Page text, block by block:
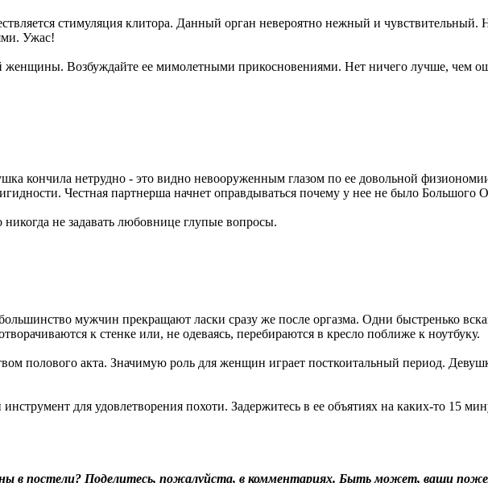
стимуляция клитора. Данный орган невероятно нежный и чувствительный.
Ужас!
Возбуждайте ее мимолетными прикосновениями. Нет ничего лучше, чем
кончила нетрудно - это видно невооруженным глазом по ее довольной
Честная партнерша начнет оправдываться почему у нее не было Большого
не задавать любовнице глупые вопросы.
мужчин прекращают ласки сразу же после оргазма. Одни быстренько
к стенке или, не одеваясь, перебираются в кресло поближе к ноутбуку.
полового акта. Значимую роль для женщин играет посткоитальный период.
для удовлетворения похоти. Задержитесь в ее объятиях на каких-то 15
в постели? Поделитесь, пожалуйста, в комментариях. Быть может, ваши